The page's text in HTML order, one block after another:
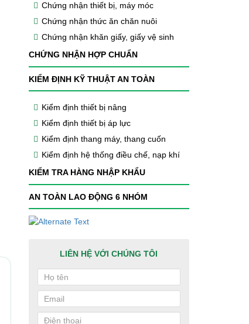
Chứng nhận thiết bị, máy móc
Chứng nhận thức ăn chăn nuôi
Chứng nhận khăn giấy, giấy vệ sinh
CHỨNG NHẬN HỢP CHUẨN
KIỂM ĐỊNH KỸ THUẬT AN TOÀN
Kiểm định thiết bị nâng
Kiểm định thiết bị áp lực
Kiểm định thang máy, thang cuốn
Kiểm định hệ thống điều chế, nạp khí
KIỂM TRA HÀNG NHẬP KHẨU
AN TOÀN LAO ĐỘNG 6 NHÓM
LIÊN HỆ VỚI CHÚNG TÔI